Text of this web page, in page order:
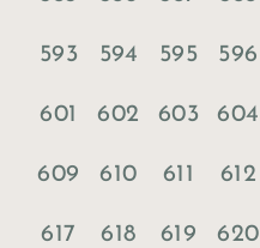
593 594 595 596
601 602 603 604
609 610 611 612
617 618 619 620